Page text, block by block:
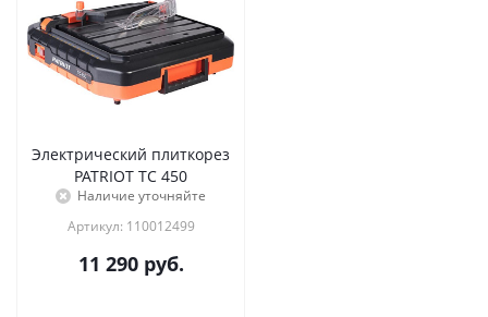
Электрический плиткорез
PATRIOT TC 450
Наличие уточняйте
Артикул: 110012499
11 290руб.